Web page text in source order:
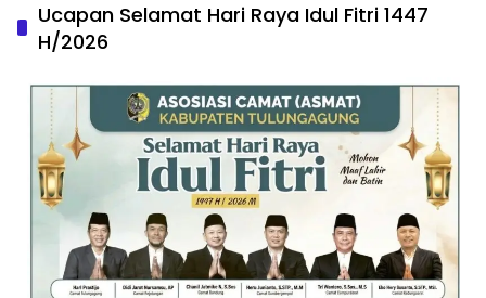
Ucapan Selamat Hari Raya Idul Fitri 1447
H/2026